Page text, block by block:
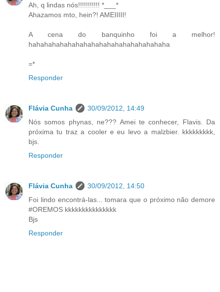
Ah, q lindas nós!!!!!!!!!!! *___*
Ahazamos mto, hein?! AMEIIIII!
A cena do banquinho foi a melhor!
hahahahahahahahahahahahahahahahahaha
=*
Responder
Flávia Cunha
30/09/2012, 14:49
Nós somos phynas, ne??? Amei te conhecer, Flavis. Da
próxima tu traz a cooler e eu levo a malzbier. kkkkkkkkk,
bjs.
Responder
Flávia Cunha
30/09/2012, 14:50
Foi lindo encontrá-las... tomara que o próximo não demore
#OREMOS kkkkkkkkkkkkkkk
Bjs
Responder